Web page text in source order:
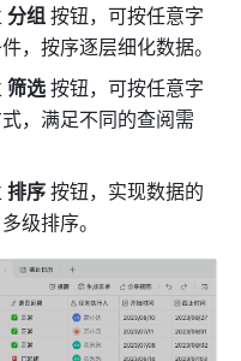
分组 按钮，可按任意字
，按序逐层细化数据。
筛选 按钮，可按任意字
，满足不同的查阅需
排序 按钮，实现数据的
级排序。